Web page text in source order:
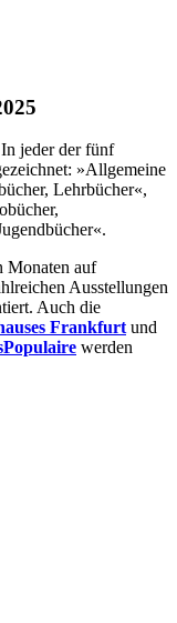
jeder der fünf
»Allgemeine
Lehrbücher«,
Monaten auf
Ausstellungen
Auch die
Frankfurt und
werden